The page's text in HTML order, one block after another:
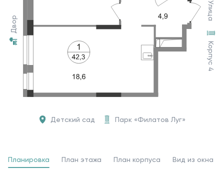
Двор
Улица
Корпус 4
Детский сад Парк «Филатов Луг»
Планировка План этажа План корпуса Вид из окна